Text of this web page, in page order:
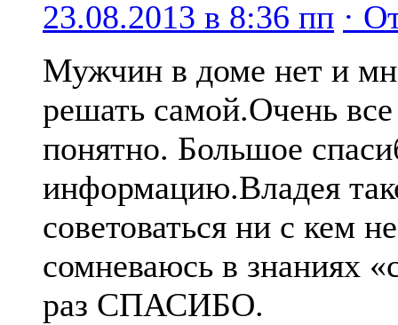
23.08.2013 в 8:36 пп ·
Мужчин в доме нет и
решать самой.Очень
понятно. Большое
информацию.Владея
советоваться ни с кем
сомневаюсь в знаниях
раз СПАСИБО.